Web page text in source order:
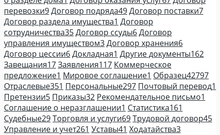
перевозки9Договор подряда49Договор поставки7
Договор раздела имущества1 Договор
сотрудничества35Договор ссуды6Договор
управления имуществом3Договор хранения6
Договор цессии6Докладная1 Другие документы162
Завещания17Заявления117 Коммерческое
предложение1 Мировое соглашение1 Образец42797
Отраслевые351 Персональные297 Почтовый перевод1
Претензии5 Приказы32 Рекомендательное письмо1
Соглашение о неразглашении1 Статистика161
Судебные29Торговля и услуги69Трудовой договор45
Управление и учет261 Уставы41 Ходатайства3